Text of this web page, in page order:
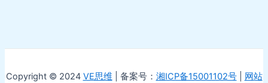
Copyright © 2024 VE思维 | 备案号： 湘ICP备15001102号| 网站